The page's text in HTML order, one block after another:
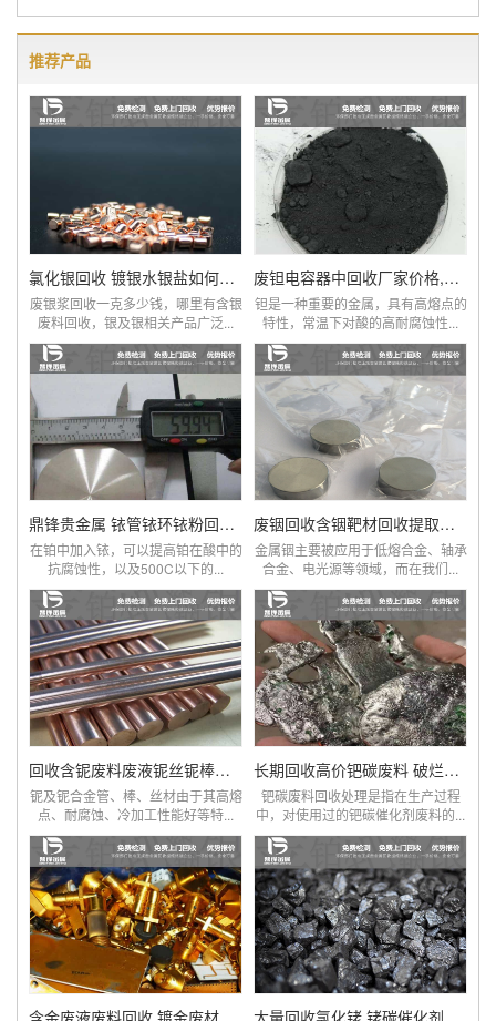
推荐产品
氯化银回收 镀银水银盐如何进行提炼
废银浆回收一克多少钱，哪里有含银
废料回收，银及银相关产品广泛...
废钽电容器中回收厂家价格,钽回收,钽线圈
钽是一种重要的金属，具有高熔点的
特性，常温下对酸的高耐腐蚀性...
鼎锋贵金属 铱管铱环铱粉回收价格表
在铂中加入铱，可以提高铂在酸中的
抗腐蚀性，以及500C以下的...
废铟回收含铟靶材回收提取加工铟回收
金属铟主要被应用于低熔合金、轴承
合金、电光源等领域，而在我们...
回收含铌废料废液铌丝铌棒铌管
铌及铌合金管、棒、丝材由于其高熔
点、耐腐蚀、冷加工性能好等特...
长期回收高价钯碳废料 破烂三元催化器
钯碳废料回收处理是指在生产过程
中，对使用过的钯碳催化剂废料的...